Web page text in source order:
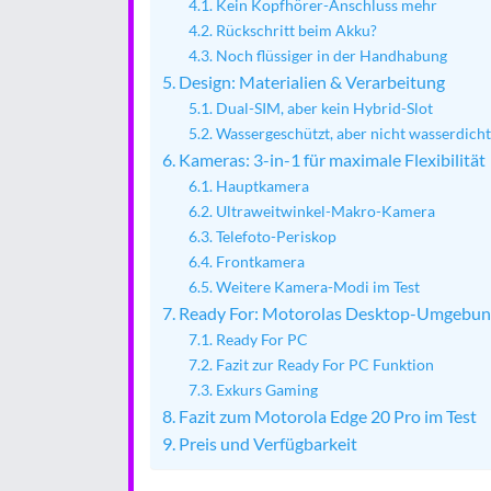
Kein Kopfhörer-Anschluss mehr
Rückschritt beim Akku?
Noch flüssiger in der Handhabung
Design: Materialien & Verarbeitung
Dual-SIM, aber kein Hybrid-Slot
Wassergeschützt, aber nicht wasserdicht
Kameras: 3-in-1 für maximale Flexibilität
Hauptkamera
Ultraweitwinkel-Makro-Kamera
Telefoto-Periskop
Frontkamera
Weitere Kamera-Modi im Test
Ready For: Motorolas Desktop-
Ready For PC
Fazit zur Ready For PC Funktion
Exkurs Gaming
Fazit zum Motorola Edge 20 Pro im Test
Preis und Verfügbarkeit